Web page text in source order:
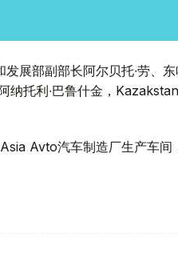
展部副部长阿尔贝托∙劳、
托利∙巴鲁什金，
Avto汽车制造厂生产车间